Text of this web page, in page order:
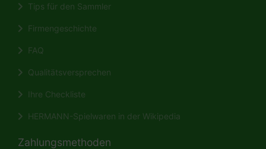
Tips für den Sammler
Firmengeschichte
FAQ
Qualitätsversprechen
Ihre Checkliste
HERMANN-Spielwaren in der Wikipedia
Zahlungsmethoden